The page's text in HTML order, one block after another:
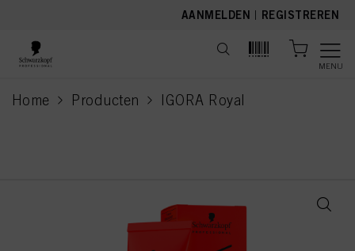
AANMELDEN | REGISTREREN
MENU
Home Producten IGORA Royal
current page